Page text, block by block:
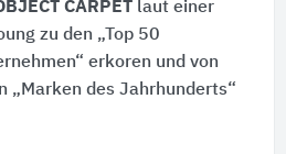
CARPETlaut einer
zu den „Top 50
erkoren und von
„Marken des Jahrhunderts“